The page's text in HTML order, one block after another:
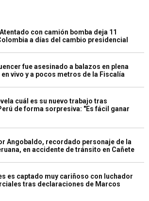
con camión bomba deja 11
a días del cambio presidencial
fue asesinado a balazos en plena
vivo y a pocos metros de la Fiscalía
cuál es su nuevo trabajo tras
de forma sorpresiva: "Es fácil ganar
Angobaldo, recordado personaje de la
en accidente de tránsito en Cañete
es captado muy cariñoso con luchador
tras declaraciones de Marcos